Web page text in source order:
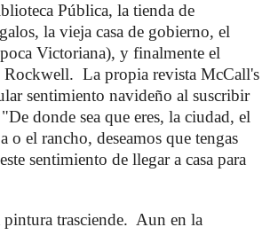
Pública, la tienda de
la vieja casa de gobierno, el
Victoriana), y finalmente el
Rockwell. La propia revista McCall's
sentimiento navideño al suscribir
donde sea que eres, la ciudad, el
o el rancho, deseamos que tengas
sentimiento de llegar a casa para
trasciende. Aun en la